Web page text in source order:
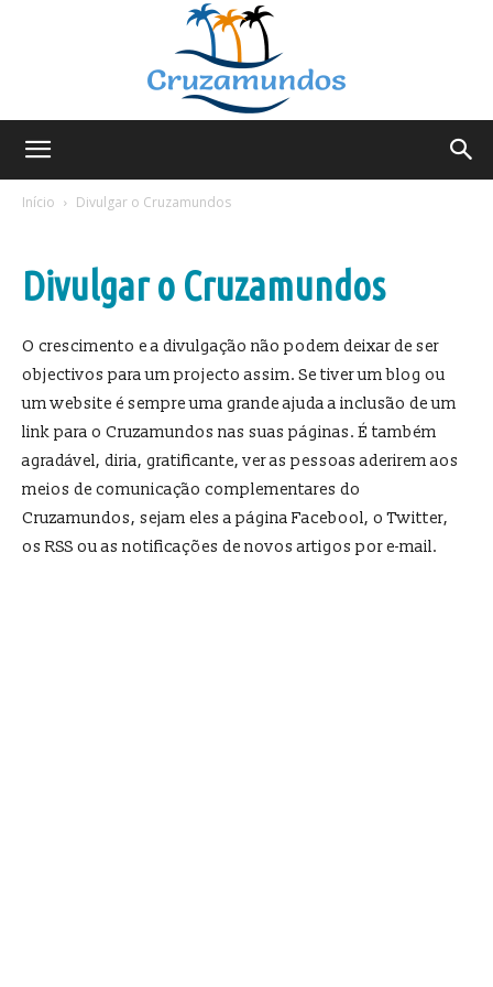
Início
Divulgar o Cruzamundos
Divulgar o Cruzamundos
O crescimento e a divulgação não podem deixar de ser
objectivos para um projecto assim. Se tiver um blog ou
um website é sempre uma grande ajuda a inclusão de um
link para o Cruzamundos nas suas páginas. É também
agradável, diria, gratificante, ver as pessoas aderirem aos
meios de comunicação complementares do
Cruzamundos, sejam eles a página Facebool, o Twitter,
os RSS ou as notificações de novos artigos por e-mail.